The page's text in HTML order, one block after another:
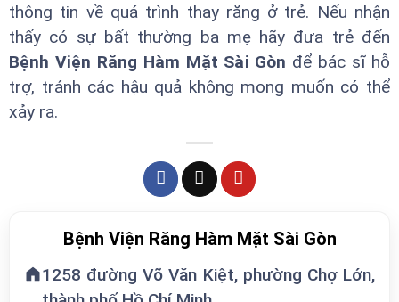
thông tin về quá trình thay răng ở trẻ. Nếu nhận
thấy có sự bất thường ba mẹ hãy đưa trẻ đến
Bệnh Viện Răng Hàm Mặt Sài Gòn để bác sĩ hỗ
trợ, tránh các hậu quả không mong muốn có thể
xảy ra.
Bệnh Viện Răng Hàm Mặt Sài Gòn
1258 đường Võ Văn Kiệt, phường Chợ Lớn,